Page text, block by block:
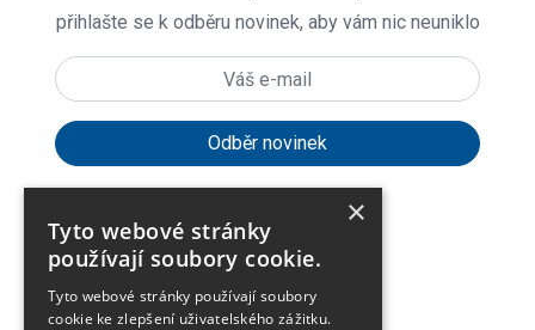
přihlašte se k odběru novinek, aby vám nic neuniklo
Zákaznické menu expand_more
Praktické odkazy expand_more
×
Tyto webové stránky
používají soubory cookie.
Tyto webové stránky používají soubory
cookie ke zlepšení uživatelského zážitku.